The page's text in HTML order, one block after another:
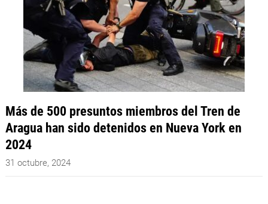
Más de 500 presuntos miembros del Tren de
Aragua han sido detenidos en Nueva York en
2024
31 octubre, 2024